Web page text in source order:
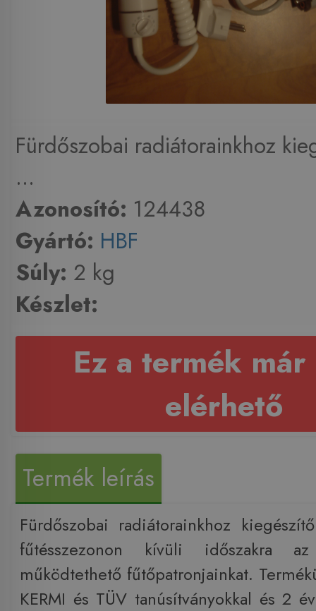
Fürdőszobai radiátorainkhoz
...
Azonosító: 124438
Gyártó: HBF
Súly: 2 kg
Készlet:
Ez a termék már
elérhető
Termék leírás
Fürdőszobai radiátorainkhoz
fűtésszezonon kívüli időszakra az
működtethető fűtőpatronjainkat.
KERMI és TÜV tanúsítványokkal és 2